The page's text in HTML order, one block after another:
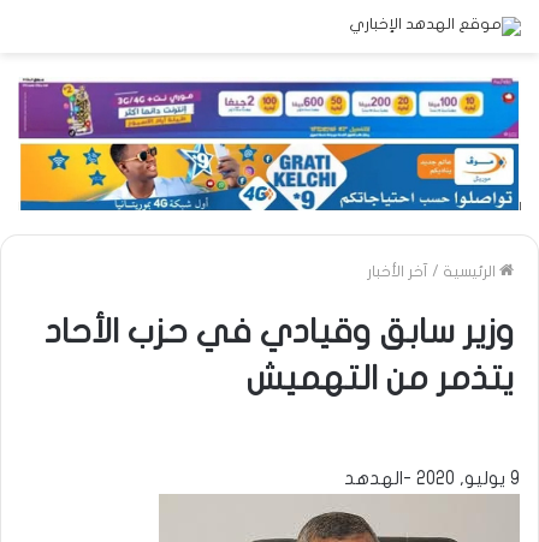
الرئيسية / آخر الأخبار
وزير سابق وقيادي في حزب الأحاد
يتذمر من التهميش
9 يوليو, 2020 -الهدهد